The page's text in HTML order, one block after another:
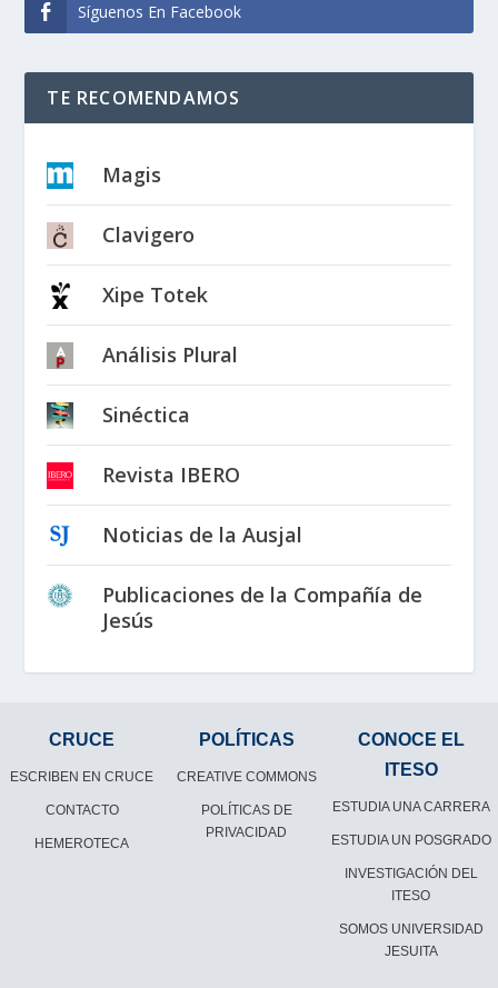
Síguenos En Facebook
TE RECOMENDAMOS
Magis
Clavigero
Xipe Totek
Análisis Plural
Sinéctica
Revista IBERO
Noticias de la Ausjal
Publicaciones de la Compañía de
Jesús
CRUCE
ESCRIBEN EN CRUCE
CONTACTO
HEMEROTECA
POLÍTICAS
CREATIVE COMMONS
POLÍTICAS DE
PRIVACIDAD
CONOCE EL
ITESO
ESTUDIA UNA CARRERA
ESTUDIA UN POSGRADO
INVESTIGACIÓN DEL
ITESO
SOMOS UNIVERSIDAD
JESUITA